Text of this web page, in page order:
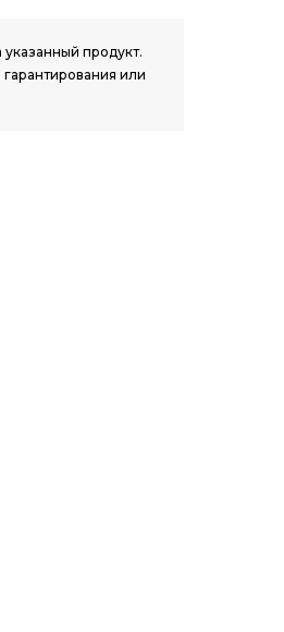
продукт.
или